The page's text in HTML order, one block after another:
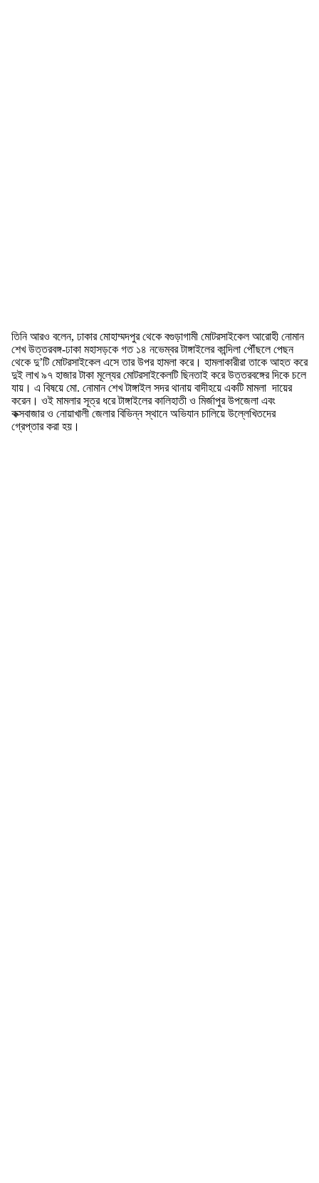
তিনি আরও বলেন, ঢাকার মোহাম্মদপুর থেকে বগুড়াগামী মোটরসাইকেল আরোহী নোমান
শেখ উত্তরবঙ্গ-ঢাকা মহাসড়কে গত ১৪ নভেম্বর টাঙ্গাইলের কান্দিলা পৌঁছলে পেছন
থেকে দু’টি মোটরসাইকেল এসে তার উপর হামলা করে। হামলাকারীরা তাকে আহত করে
দুই লাখ ৯৭ হাজার টাকা মূল্যের মোটরসাইকেলটি ছিনতাই করে উত্তরবঙ্গের দিকে চলে
যায়। এ বিষয়ে মো. নোমান শেখ টাঙ্গাইল সদর থানায় বাদীহয়ে একটি মামলা দায়ের
করেন। ওই মামলার সূত্র ধরে টাঙ্গাইলের কালিহাতী ও মির্জাপুর উপজেলা এবং
কক্সবাজার ও নোয়াখালী জেলার বিভিন্ন স্থানে অভিযান চালিয়ে উল্লেখিতদের
গ্রেপ্তার করা হয়।